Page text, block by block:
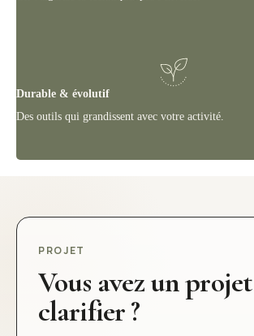
Durable & évolutif
Des outils qui grandissent avec votre activité.
PROJET
Vous avez un
clarifier ?